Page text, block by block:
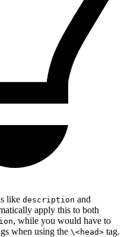
like description and
apply this to both
, while you would have to
when using the \<head> tag.